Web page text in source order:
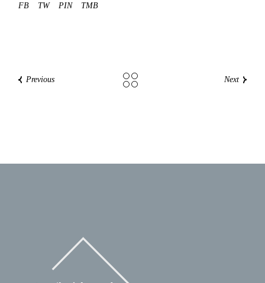
FB TW PIN TMB
Previous Next